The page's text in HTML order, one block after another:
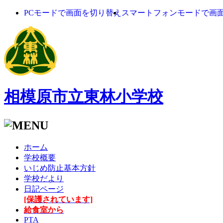
PCモードで画面を切り替え スマートフォンモードで画
相模原市立東林小学校
ホーム
学校概要
いじめ防止基本方針
学校だより
日記ページ
[保護されています]
給食室から
PTA